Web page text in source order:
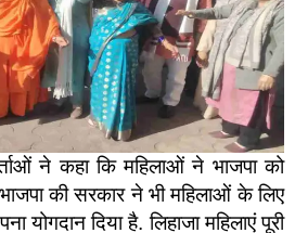
ने कहा कि महिलाओं ने भाजपा को
की सरकार ने भी महिलाओं के लिए
योगदान दिया है. लिहाजा महिलाएं पूरी